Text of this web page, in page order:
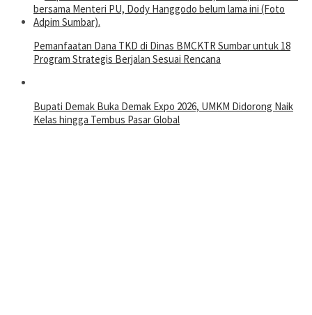
Pemanfaatan Dana TKD di Dinas BMCKTR Sumbar untuk 18
Program Strategis Berjalan Sesuai Rencana
Bupati Demak Buka Demak Expo 2026, UMKM Didorong Naik
Kelas hingga Tembus Pasar Global